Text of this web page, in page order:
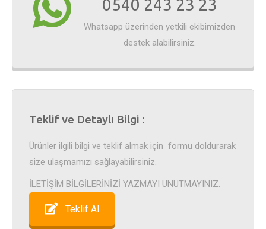
0540 243 23 23
Whatsapp üzerinden yetkili ekibimizden
destek alabilirsiniz.
Teklif ve Detaylı Bilgi :
Ürünler ilgili bilgi ve teklif almak için formu doldurarak
size ulaşmamızı sağlayabilirsiniz.
İLETİŞİM BİLGİLERİNİZİ YAZMAYI UNUTMAYINIZ.
Teklif Al